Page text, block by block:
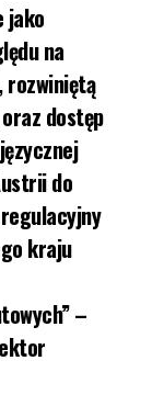
jako
na
rozwiniętą
dostęp
do
kraju
–